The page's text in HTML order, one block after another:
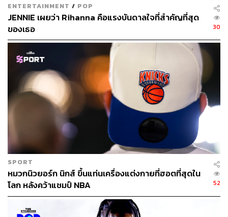
คาร์ดิ บีและเจเรมี สก็อตต์ ในชุดของ Moschino
ENTERTAINMENT / POP
JENNIE เผยว่า Rihanna คือแรงบันดาลใจที่สำคัญที่สุด
ของเธอ
30
SPORT
หมวกนิวยอร์ก นิกส์ ขึ้นแท่นเครื่องแต่งกายที่ฮอตที่สุดใน
โลก หลังคว้าแชมป์ NBA
52